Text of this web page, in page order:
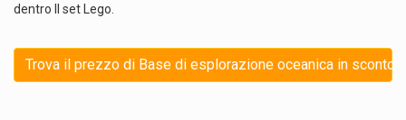
dentro Il set Lego.
Trova il prezzo di Base di esplorazione oceanica in sconto